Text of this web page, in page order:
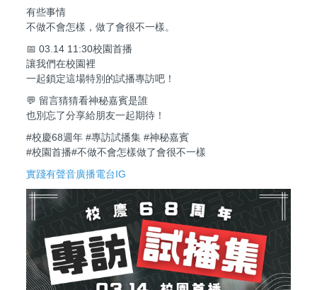
有些事情
不做不會怎樣，做了會很不一樣。
📅 03.14 11:30校園首播
讓我們在校園裡
一起鎖定這場特別的試播專訪吧！
💬 留言猜猜看神秘嘉賓是誰
也別忘了分享給朋友一起期待！
#校慶68週年 #專訪試播集 #神秘嘉賓
#校園首播#不做不會怎樣做了會很不一樣
實踐有聲音廣播電台IG